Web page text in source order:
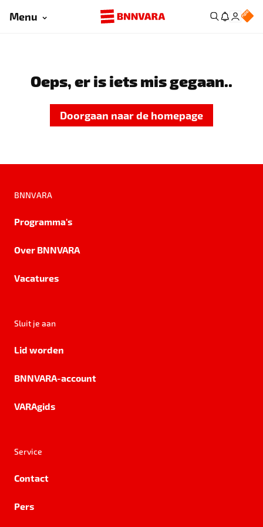
Menu
Oeps, er is iets mis gegaan..
Doorgaan naar de homepage
BNNVARA
Programma's
Over BNNVARA
Vacatures
Sluit je aan
Lid worden
BNNVARA-account
VARAgids
Service
Contact
Pers